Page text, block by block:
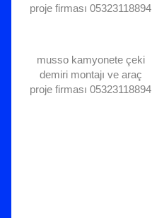
proje firması 05323118894
musso kamyonete çeki
demiri montajı ve araç
proje firması 05323118894